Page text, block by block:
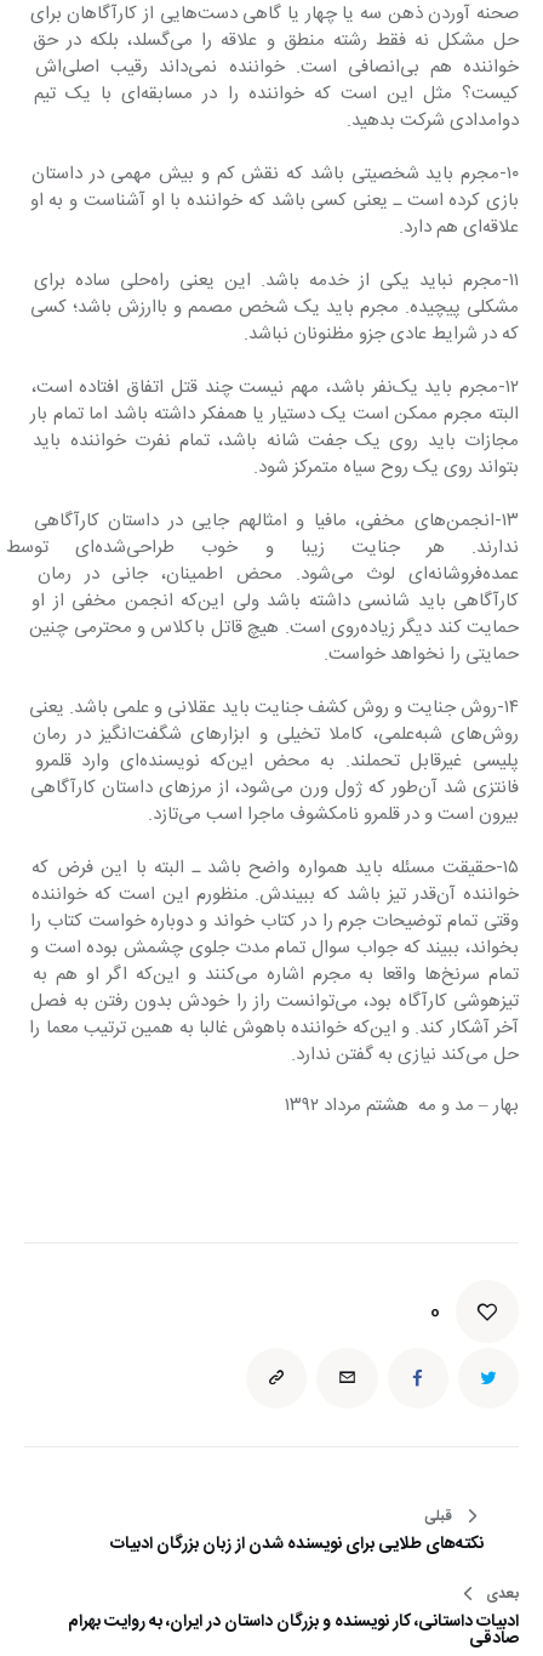
صحنه آوردن ذهن سه یا چهار یا گاهی دست‌هایی از کارآگاهان برای
حل مشکل نه فقط رشته منطق و علاقه را می‌گسلد، بلکه در حق
خواننده هم بی‌انصافی است. خواننده نمی‌داند رقیب اصلی‌اش
کیست؟ مثل این است که خواننده را در مسابقه‌ای با یک تیم
دوامدادی شرکت بدهید.
۱۰-مجرم باید شخصیتی باشد که نقش کم و بیش مهمی در داستان
بازی کرده است ـ یعنی کسی باشد که خواننده با او آشناست و به او
علاقه‌ای هم دارد.
۱۱-مجرم نباید یکی از خدمه باشد. این یعنی راه‌حلی ساده برای
مشکلی پیچیده. مجرم باید یک شخص مصمم و باارزش باشد؛ کسی
که در شرایط عادی جزو مظنونان نباشد.
۱۲-مجرم باید یک‌نفر باشد، مهم نیست چند قتل اتفاق افتاده است،
البته مجرم ممکن است یک دستیار یا همفکر داشته باشد اما تمام بار
مجازات باید روی یک جفت شانه باشد، تمام نفرت خواننده باید
بتواند روی یک روح سیاه متمرکز شود.
۱۳-انجمن‌های مخفی، مافیا و امثالهم جایی در داستان کارآگاهی
ندارند. هر جنایت زیبا
عمده‌فروشانه‌ای لوث می‌شود. محض اطمینان، جانی در رمان
کارآگاهی باید شانسی داشته باشد ولی این‌که انجمن مخفی از او
حمایت کند دیگر زیاده‌روی است. هیچ قاتل باکلاس و محترمی چنین
حمایتی را نخواهد خواست.
۱۴-روش جنایت و روش کشف جنایت باید عقلانی و علمی باشد. یعنی
روش‌های شبه‌علمی، کاملا تخیلی و ابزارهای شگفت‌انگیز در رمان
پلیسی غیرقابل تحملند. به محض این‌که نویسنده‌ای وارد قلمرو
فانتزی شد آن‌طور که ژول ورن می‌شود، از مرزهای داستان کارآگاهی
بیرون است و در قلمرو نامکشوف ماجرا اسب می‌تازد.
۱۵-حقیقت مسئله باید همواره واضح باشد ـ البته با این فرض که
خواننده آن‌قدر تیز باشد که ببیندش. منظورم این است که خواننده
وقتی تمام توضیحات جرم را در کتاب خواند و دوباره خواست کتاب را
بخواند، ببیند که جواب سوال تمام مدت جلوی چشمش بوده است و
تمام سرنخ‌ها واقعا به مجرم اشاره می‌کنند و این‌که اگر او هم به
تیزهوشی کارآگاه بود، می‌توانست راز را خودش بدون رفتن به فصل
آخر آشکار کند. و این‌که خواننده باهوش غالبا به همین ترتیب معما را
حل می‌کند نیازی به گفتن ندارد.
بهار – مد و مه  هشتم مرداد ۱۳۹۲
0
راهبری
نوشته
قبلی
نکته‌های طلایی برای نویسنده شدن از زبان بزرگان ادبیات
بعدی
ادبیات داستانی، کار نویسنده و بزرگان داستان در ایران، به روایت بهرام
صادقی